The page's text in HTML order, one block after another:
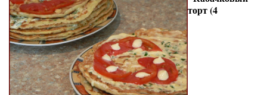
торт (4